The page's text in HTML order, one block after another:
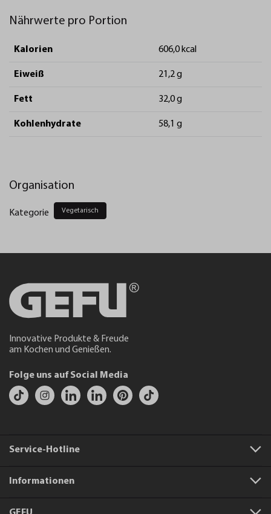
Nährwerte pro Portion
Kalorien 606,0 kcal
Eiweiß 21,2 g
Fett 32,0 g
Kohlenhydrate 58,1 g
Organisation
Kategorie Vegetarisch
Innovative Produkte & Freude
am Kochen und Genießen.
Folge uns auf Social Media
Service-Hotline
Informationen